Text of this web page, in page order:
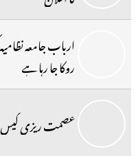
ارباب جامعہ
روکا جا رہا ہے
عصمت ریزی کیس میں